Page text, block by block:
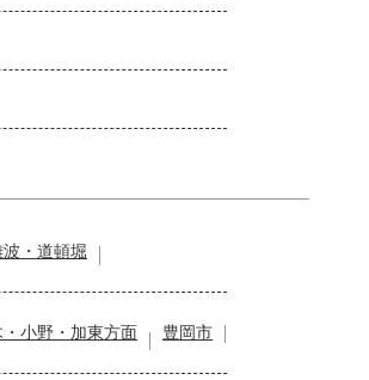
波・道頓堀
・小野・加東方面
豊岡市